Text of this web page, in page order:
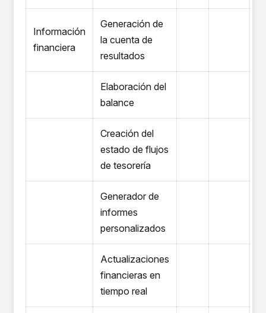
Información
financiera
Generación de
la cuenta de
resultados
Elaboración del
balance
Creación del
estado de flujos
de tesorería
Generador de
informes
personalizados
Actualizaciones
financieras en
tiempo real